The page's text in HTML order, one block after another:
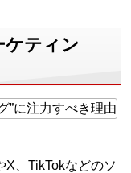
ケティン
X、TikTokなどのソ